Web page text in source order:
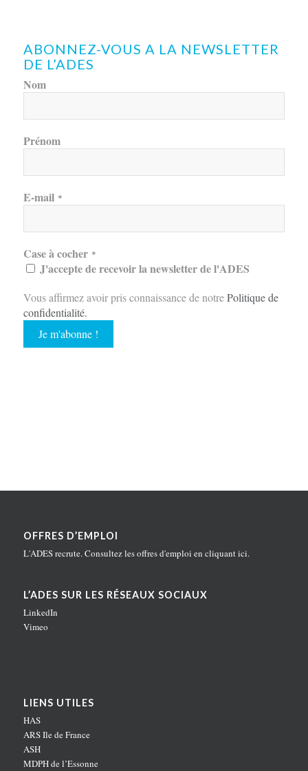
ABONNEZ-VOUS A LA NEWSLETTER
DE L’ADES
Nom
Prénom
E-mail *
Case à cocher *
J'accepte de recevoir la newsletter de l'ADES
Vous affirmez avoir pris connaissance de notrePolitique de
confidentialité.
OFFRES D’EMPLOI
L'ADES recrute. Consultez les offres d'emploi en cliquant ici.
L’ADES SUR LES RÉSEAUX SOCIAUX
LinkedIn
Vimeo
LIENS UTILES
HAS
ARS Ile de France
ASH
MDPH de l’Essonne